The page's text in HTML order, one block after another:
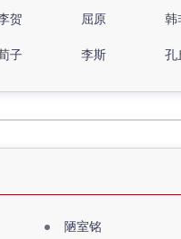
贺 屈原 韩
子 李斯 孔
陋室铭